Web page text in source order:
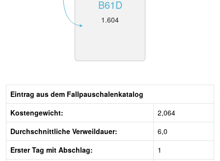
B61D
1.604
Eintrag aus dem Fallpauschalenkatalog
Kostengewicht:
2,064
Durchschnittliche Verweildauer:
6,0
Erster Tag mit Abschlag:
1